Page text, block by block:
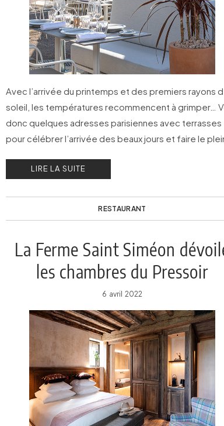
Avec l’arrivée du printemps et des premiers rayons
soleil, les températures recommencent à grimper…
donc quelques adresses parisiennes avec terrasses
pour célébrer l’arrivée des beaux jours et faire le
LIRE LA SUITE
RESTAURANT
La Ferme Saint Siméon
les chambres du Pressoir
6 avril 2022